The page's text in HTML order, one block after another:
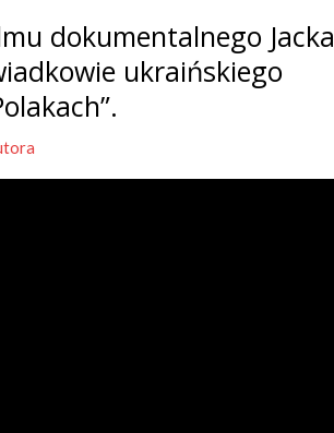
dokumentalnego Jacka
ukraińskiego